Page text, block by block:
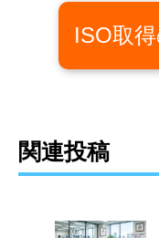
ISO取
関連投稿